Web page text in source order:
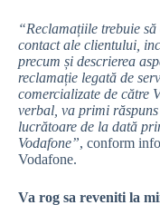
“Reclamațiile trebuie
contact ale clientului,
precum și descrierea
reclamație legată de
comercializate de către
verbal, va primi
lucrătoare de la dată
Vodafone”, conform
Vodafone.
Va rog sa reveniti la